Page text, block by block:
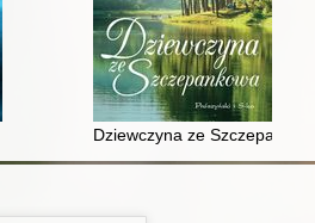
Dziewczyna ze Szczepankowa